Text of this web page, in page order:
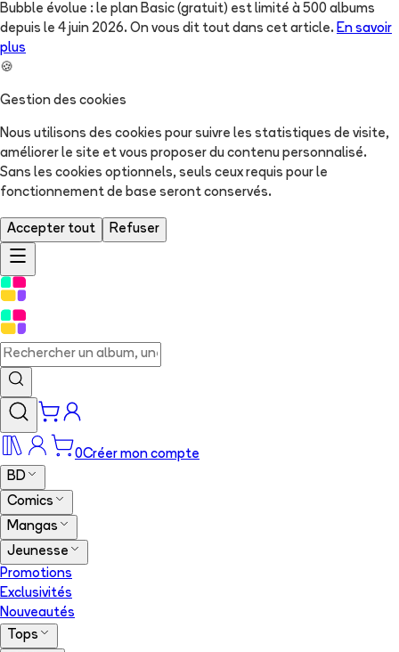
Bubble évolue : le plan Basic (gratuit) est limité à 500 albums
depuis le 4 juin 2026. On vous dit tout dans cet article. En savoir
plus
🍪
Gestion des cookies
Nous utilisons des cookies pour suivre les statistiques de visite,
améliorer le site et vous proposer du contenu personnalisé.
Sans les cookies optionnels, seuls ceux requis pour le
fonctionnement de base seront conservés.
Accepter tout Refuser
0Créer mon compte
BD
Comics
Mangas
Jeunesse
Promotions
Exclusivités
Nouveautés
Tops